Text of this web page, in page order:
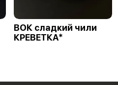
ВОК сладкий чили
КРЕВЕТКА*